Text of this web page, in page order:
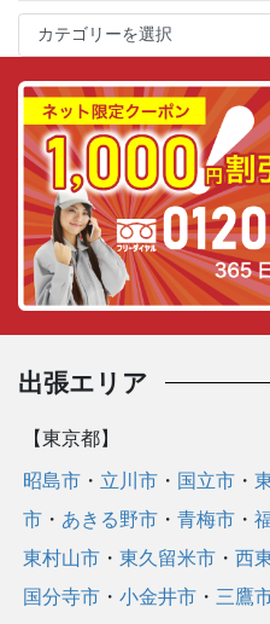
応
地
カ
テ
ゴ
リ
ー
出張エリア
【東京都】
昭島市 ・ 立川市 ・ 国立市 ・
市 ・ あきる野市 ・青梅市 ・
東村山市 ・東久留米市 ・西
国分寺市 ・小金井市 ・三鷹